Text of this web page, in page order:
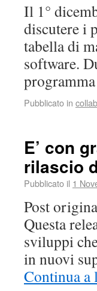
Il 1°
discutere i
tabella di
software.
Pubblicato in
E’ con
rilascio
Pubblicato il 1
Post
Questa
sviluppi
in nuovi
Continua a